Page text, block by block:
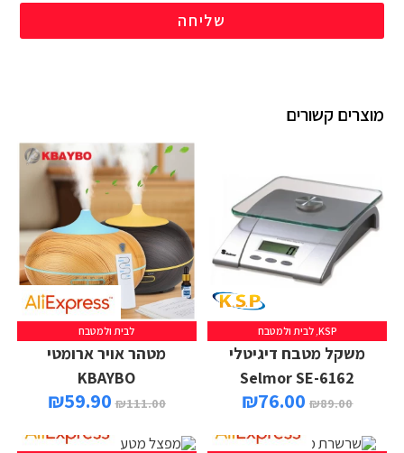
שליחה
מוצרים קשורים
KSP
,לבית ולמטבח
משקל מטבח דיגיטלי
Selmor SE-6162
₪89.00
₪76.00
לבית ולמטבח
מטהר אויר ארומטי
KBAYBO
₪111.00
₪59.90